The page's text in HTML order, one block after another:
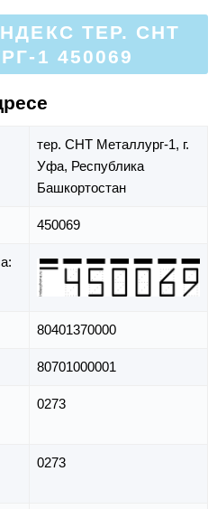
ТЕР. СНТ
1 450069
тер. СНТ Металлург-1, г.
Уфа, Республика
Башкортостан
450069
80401370000
80701000001
0273
0273